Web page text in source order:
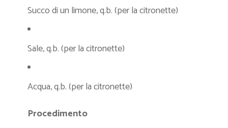
Succo di un limone, q.b. (per la citronette)
Sale, q.b. (per la citronette)
Acqua, q.b. (per la citronette)
Procedimento